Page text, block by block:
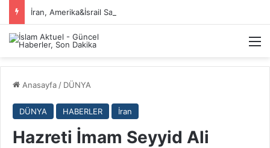
İran, Amerika&İsrail Savaşı Hakkında
Anasayfa / DÜNYA
DÜNYA HABERLER İran
Hazreti İmam Seyyid Ali